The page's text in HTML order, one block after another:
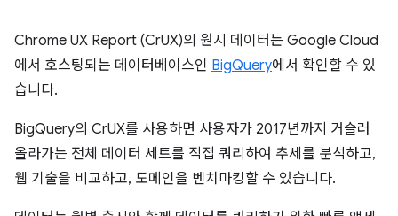
Chrome UX Report (CrUX)의 원시 데이터는 Google Cloud
에서 호스팅되는 데이터베이스인 BigQuery에서 확인할 수 있
습니다.
BigQuery의 CrUX를 사용하면 사용자가 2017년까지 거슬러
올라가는 전체 데이터 세트를 직접 쿼리하여 추세를 분석하고,
웹 기술을 비교하고, 도메인을 벤치마킹할 수 있습니다.